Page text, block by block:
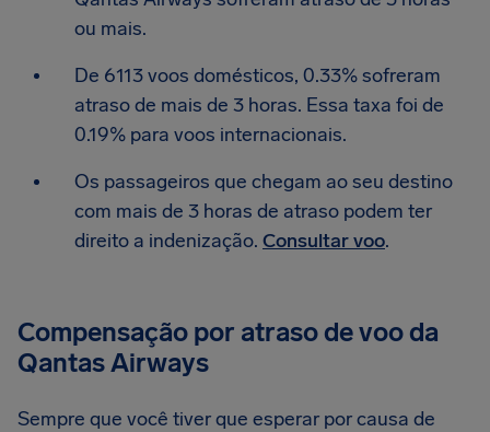
ou mais.
De 6113 voos domésticos, 0.33% sofreram
atraso de mais de 3 horas. Essa taxa foi de
0.19% para voos internacionais.
Os passageiros que chegam ao seu destino
com mais de 3 horas de atraso podem ter
direito a indenização. Consultar voo.
Compensação por atraso de voo da
Qantas Airways
Sempre que você tiver que esperar por causa de